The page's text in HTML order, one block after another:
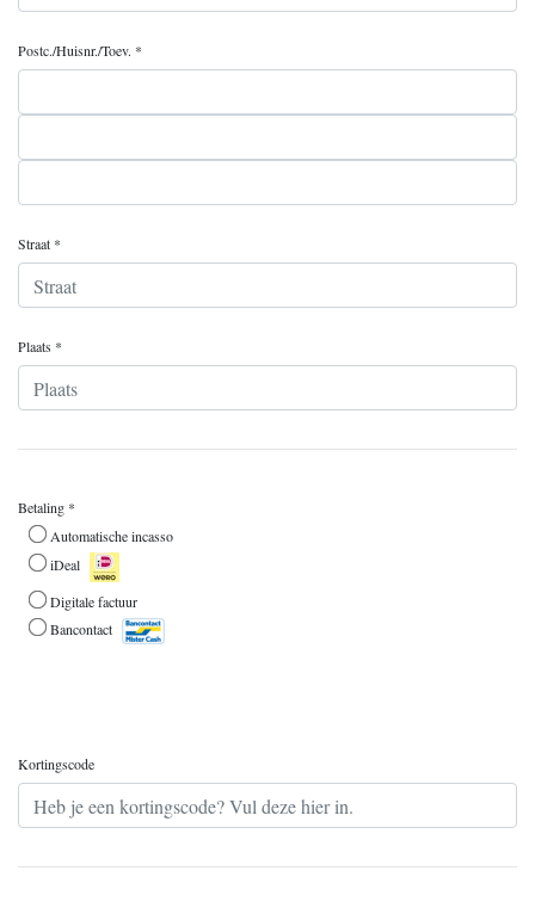
Postc./Huisnr./Toev. *
Straat *
Plaats *
Betaling *
Automatische incasso
iDeal
Digitale factuur
Bancontact
Kortingscode